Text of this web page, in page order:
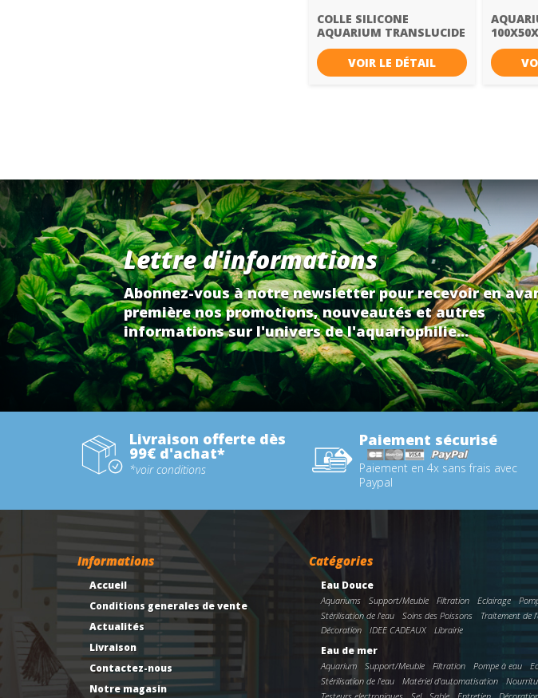
COLLE SILICONE
AQUARIUM TRANSLUCIDE
300CC...
VOIR LE DÉTAIL
LITRES
Lettre d'informations
Abonnez-vous à notre newsletter pour recevoir en
première nos promotions, nouveautés et autres
informations sur l'univers de l'aquariophilie...
Livraison offerte dès
99€ d'achat*
*voir conditions
Paiement sécurisé
Paiement en 4x sans frais avec
Paypal
Informations
Accueil
Conditions generales de vente
Actualités
Livraison
Contactez-nous
Notre magasin
Catégories
Eau Douce
Aquariums Support/Meuble Filtration Eclairage
Stérilisation de l'eau
Soins des Poissons Traitement de
Décoration
IDEE CADEAUX Librairie
Eau de mer
Aquarium Support/Meuble Filtration Pompe à eau
Stérilisation de l'eau
Matériel d'automatisation